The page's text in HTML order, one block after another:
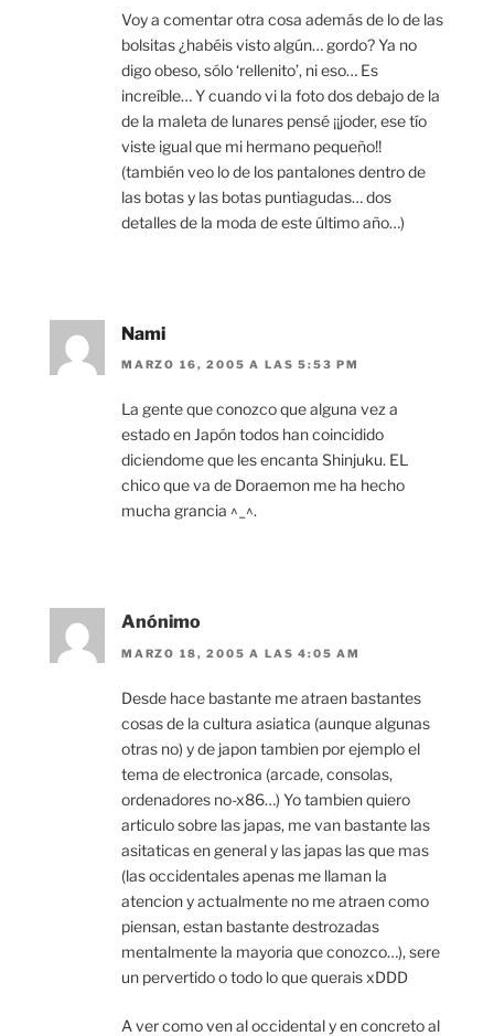
Voy a comentar otra cosa además de lo de las
bolsitas ¿habéis visto algún… gordo? Ya no
digo obeso, sólo ‘rellenito’, ni eso… Es
increíble… Y cuando vi la foto dos debajo de la
de la maleta de lunares pensé ¡¡joder, ese tío
viste igual que mi hermano pequeño!!
(también veo lo de los pantalones dentro de
las botas y las botas puntiagudas… dos
detalles de la moda de este último año…)
Nami
MARZO 16, 2005 A LAS 5:53 PM
La gente que conozco que alguna vez a
estado en Japón todos han coincidido
diciendome que les encanta Shinjuku. EL
chico que va de Doraemon me ha hecho
mucha grancia ^_^.
Anónimo
MARZO 18, 2005 A LAS 4:05 AM
Desde hace bastante me atraen bastantes
cosas de la cultura asiatica (aunque algunas
otras no) y de japon tambien por ejemplo el
tema de electronica (arcade, consolas,
ordenadores no-x86…) Yo tambien quiero
articulo sobre las japas, me van bastante las
asitaticas en general y las japas las que mas
(las occidentales apenas me llaman la
atencion y actualmente no me atraen como
piensan, estan bastante destrozadas
mentalmente la mayoria que conozco…), sere
un pervertido o todo lo que querais xDDD
A ver como ven al occidental y en concreto al